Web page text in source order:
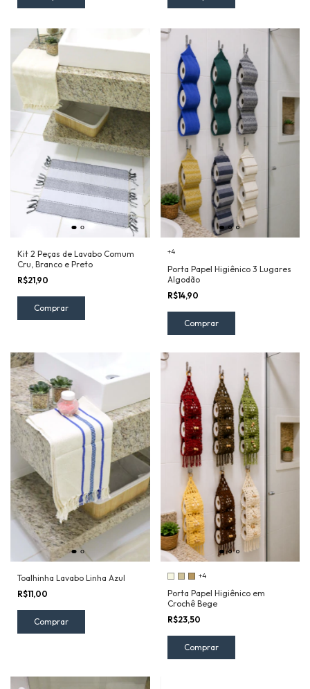
Kit 2 Peças de Lavabo Comum
Cru, Branco e Preto
R$21,90
+4
Porta Papel Higiênico 3 Lugares
Algodão
R$14,90
Comprar
Toalhinha Lavabo Linha Azul
R$11,00
+4
Porta Papel Higiênico em
Crochê Bege
R$23,50
Comprar